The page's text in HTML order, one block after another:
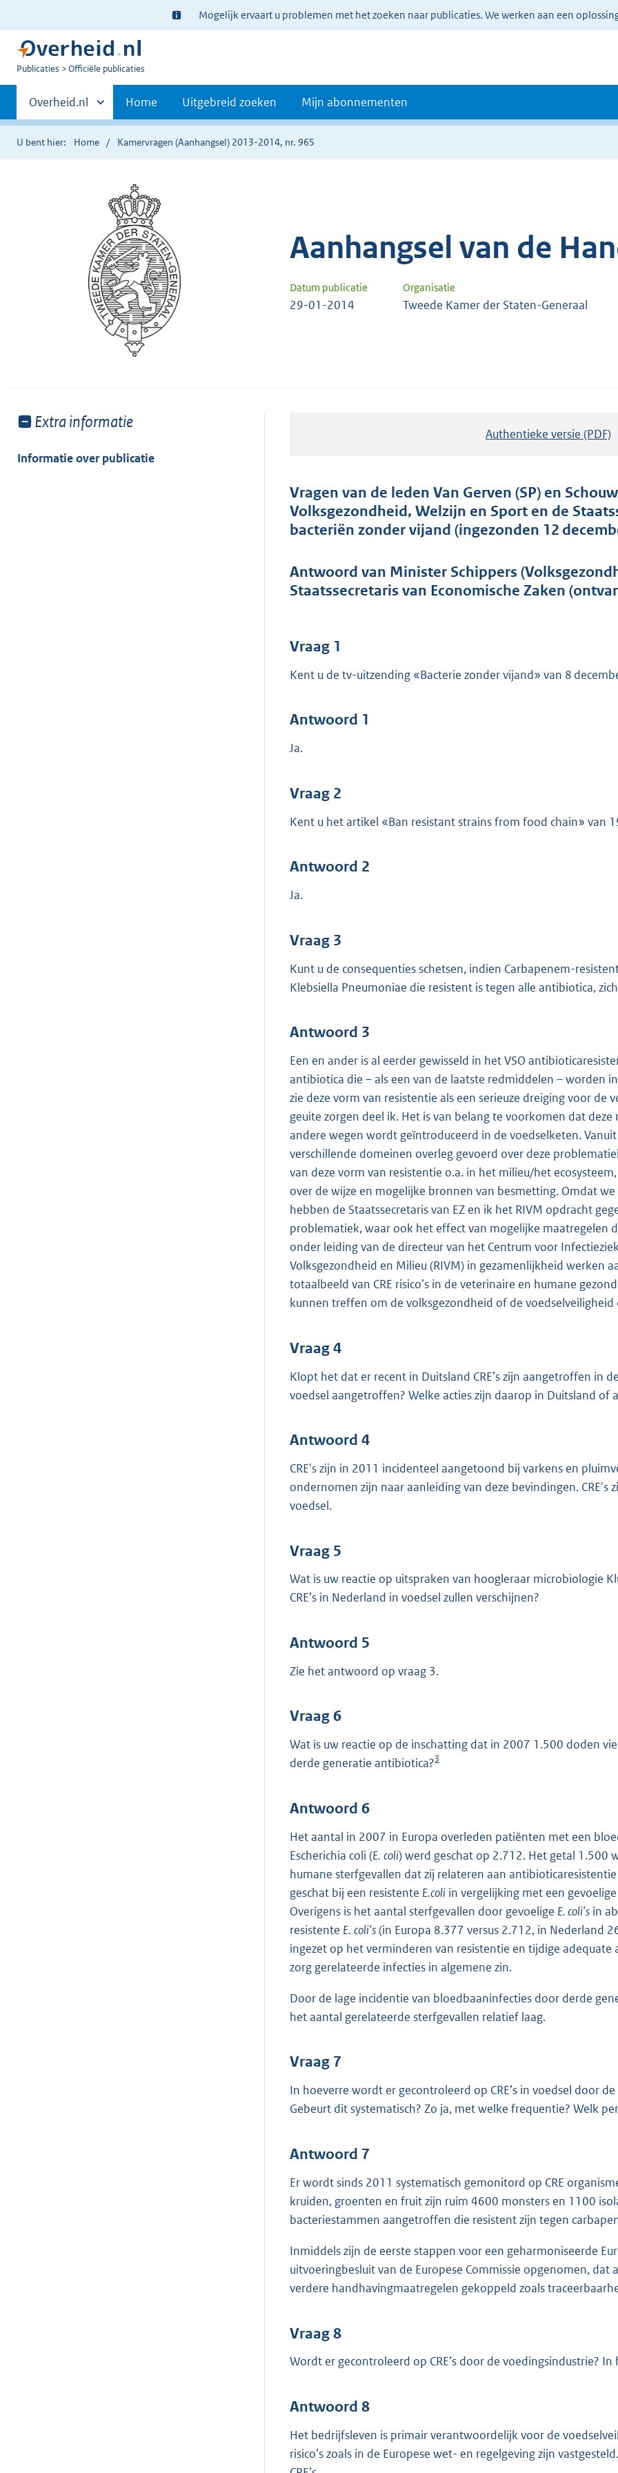
Ter
informatie:
Mogelijk ervaart u problemen met het zoeken naar publicaties. We werken aan een
U
Publicaties Officiële publicaties
Primaire
navigatie
Andere
sites
binnen
Overheid.nl Home Uitgebreid zoeken Mijn abonnementen
U bent hier: Home Kamervragen (Aanhangsel) 2013-2014, nr. 965
Aanhangsel van de
Datum publicatie Organisatie
29-01-2014 Tweede Kamer der Staten-Generaal
Toon
van:
Extra informatie
Informatie over publicatie
Authentieke versie (PDF)
t
a
n
s
t
Vragen van de leden Van Gerven (SP) en
Volksgezondheid, Welzijn en Sport en de
bacteriën zonder vijand (ingezonden 12
Antwoord van Minister Schippers
Staatssecretaris van Economische Zaken
Vraag 1
Kent u de tv-uitzending «Bacterie zonder vijand» van 8
Antwoord 1
Ja.
Vraag 2
Kent u het artikel «Ban resistant strains from food chain» van
Antwoord 2
Ja.
Vraag 3
Kunt u de consequenties schetsen, indien Carbapenem-
Klebsiella Pneumoniae die resistent is tegen alle antibiotica,
Antwoord 3
Een en ander is al eerder gewisseld in het VSO
antibiotica die – als een van de laatste redmiddelen – worden
zie deze vorm van resistentie als een serieuze dreiging voor de
geuite zorgen deel ik. Het is van belang te voorkomen dat
andere wegen wordt geïntroduceerd in de voedselketen.
verschillende domeinen overleg gevoerd over deze
van deze vorm van resistentie o.a. in het milieu/het
over de wijze en mogelijke bronnen van besmetting. Omdat
hebben de Staatssecretaris van EZ en ik het RIVM opdracht
problematiek, waar ook het effect van mogelijke maatregelen
onder leiding van de directeur van het Centrum voor
Volksgezondheid en Milieu (RIVM) in gezamenlijkheid werken
totaalbeeld van CRE risico’s in de veterinaire en humane
kunnen treffen om de volksgezondheid of de
Vraag 4
Klopt het dat er recent in Duitsland CRE’s zijn aangetroffen in
voedsel aangetroffen? Welke acties zijn daarop in Duitsland of
Antwoord 4
CRE's zijn in 2011 incidenteel aangetoond bij varkens en
ondernomen zijn naar aanleiding van deze bevindingen.
voedsel.
Vraag 5
Wat is uw reactie op uitspraken van hoogleraar microbiologie
CRE’s in Nederland in voedsel zullen verschijnen?
Antwoord 5
Zie het antwoord op vraag 3.
Vraag 6
Wat is uw reactie op de inschatting dat in 2007 1.500 doden
derde generatie antibiotica?3
Antwoord 6
Het aantal in 2007 in Europa overleden patiënten met een
Escherichia coli (E. coli) werd geschat op 2.712. Het getal 1.500
humane sterfgevallen dat zij relateren aan
geschat bij een resistente E.coli in vergelijking met een
Overigens is het aantal sterfgevallen door gevoelige E. coli’s in
resistente E. coli’s(in Europa 8.377 versus 2.712, in Nederland
ingezet op het verminderen van resistentie en tijdige
zorg gerelateerde infecties in algemene zin.
Door de lage incidentie van bloedbaaninfecties door derde
het aantal gerelateerde sterfgevallen relatief laag.
Vraag 7
In hoeverre wordt er gecontroleerd op CRE’s in voedsel door
Gebeurt dit systematisch? Zo ja, met welke frequentie? Welk
Antwoord 7
Er wordt sinds 2011 systematisch gemonitord op CRE
kruiden, groenten en fruit zijn ruim 4600 monsters en 1100
bacteriestammen aangetroffen die resistent zijn tegen
Inmiddels zijn de eerste stappen voor een geharmoniseerde
uitvoeringbesluit van de Europese Commissie opgenomen,
verdere handhavingmaatregelen gekoppeld zoals
Vraag 8
Wordt er gecontroleerd op CRE’s door de voedingsindustrie?
Antwoord 8
Het bedrijfsleven is primair verantwoordelijk voor de
risico’s zoals in de Europese wet- en regelgeving zijn